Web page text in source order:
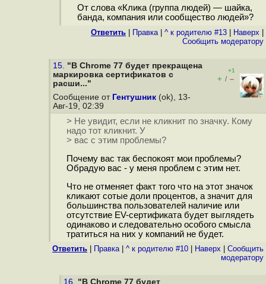
От слова «Клика (группа людей) — шайка,
банда, компания или сообщество людей»?
Ответить Правка| ^ к родителю #13 Наверх
Cообщить модератору
15. "В Chrome 77 будет прекращена
маркировка сертификатов с
расши..."
+1
+ / –
Сообщение от Гентушник (ok), 13-
Авг-19, 02:39
> Не увидит, если не кликнит по значку. Кому
надо тот кликнит. У
> вас с этим проблемы?
Почему вас так беспокоят мои проблемы?
Обрадую вас - у меня проблем с этим нет.
Что не отменяет факт того что на этот значок
кликают сотые доли процентов, а значит для
большинства пользователей наличие или
отсутствие EV-сертификата будет выглядеть
одинаково и следовательно особого смысла
тратиться на них у компаний не будет.
Ответить Правка| ^ к родителю #10 Наверх
Cообщить
модератору
16. "В Chrome 77 будет